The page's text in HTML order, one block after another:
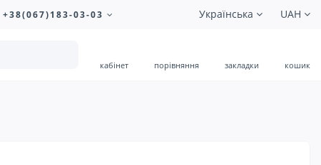
+38(067)183-03-03 UAH
Українська
кабінет порівняння закладки кошик